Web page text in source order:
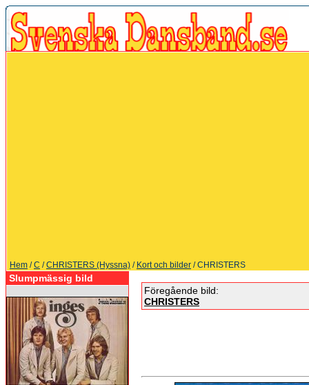
Hem /C /CHRISTERS (Hyssna) / Kort och bilder / CHRISTERS
Slumpmässig bild
Föregående bild:
CHRISTERS